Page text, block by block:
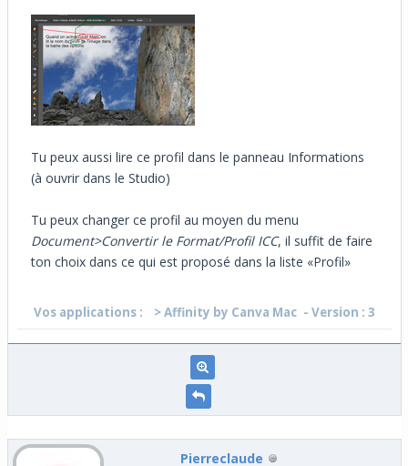
Tu peux aussi lire ce profil dans le panneau Informations
(à ouvrir dans le Studio)
Tu peux changer ce profil au moyen du menu
Document>Convertir le Format/Profil ICC, il suffit de faire
ton choix dans ce qui est proposé dans la liste «Profil»
Vos applications : > Affinity by Canva Mac - Version : 3
Pierreclaude